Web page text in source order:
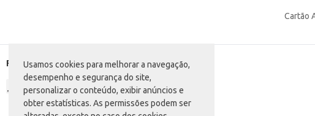
Usamos cookies para melhorar a navegação,
desempenho e segurança do site,
personalizar o conteúdo, exibir anúncios e
obter estatísticas. As permissões podem ser
Cartão
Formas de pagamento